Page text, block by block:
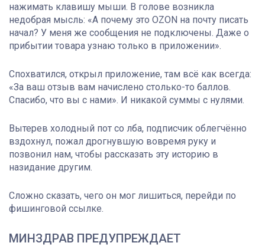
нажимать клавишу мыши. В голове возникла
недобрая мысль: «А почему это OZON на почту писать
начал? У меня же сообщения не подключены. Даже о
прибытии товара узнаю только в приложении».
Спохватился, открыл приложение, там всё как всегда:
«За ваш отзыв вам начислено столько-то баллов.
Спасибо, что вы с нами». И никакой суммы с нулями.
Вытерев холодный пот со лба, подписчик облегчённо
вздохнул, пожал дрогнувшую вовремя руку и
позвонил нам, чтобы рассказать эту историю в
назидание другим.
Сложно сказать, чего он мог лишиться, перейди по
фишинговой ссылке.
МИНЗДРАВ ПРЕДУПРЕЖДАЕТ